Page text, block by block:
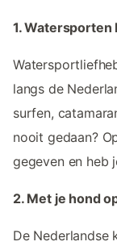
1. Watersporten
langs de
surfen,
nooit gedaan?
gegeven en heb
2. Met je hond
De Nederlandse